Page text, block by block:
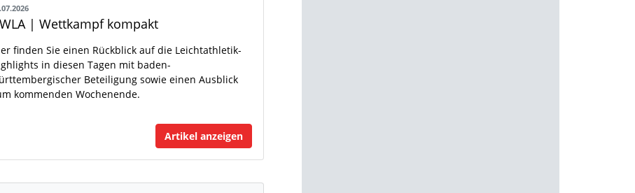
| Wettkampf kompakt
finden Sie einen Rückblick auf die Leichtathletik-
in diesen Tagen mit baden-
Beteiligung sowie einen Ausblick
kommenden Wochenende.
Artikel anzeigen